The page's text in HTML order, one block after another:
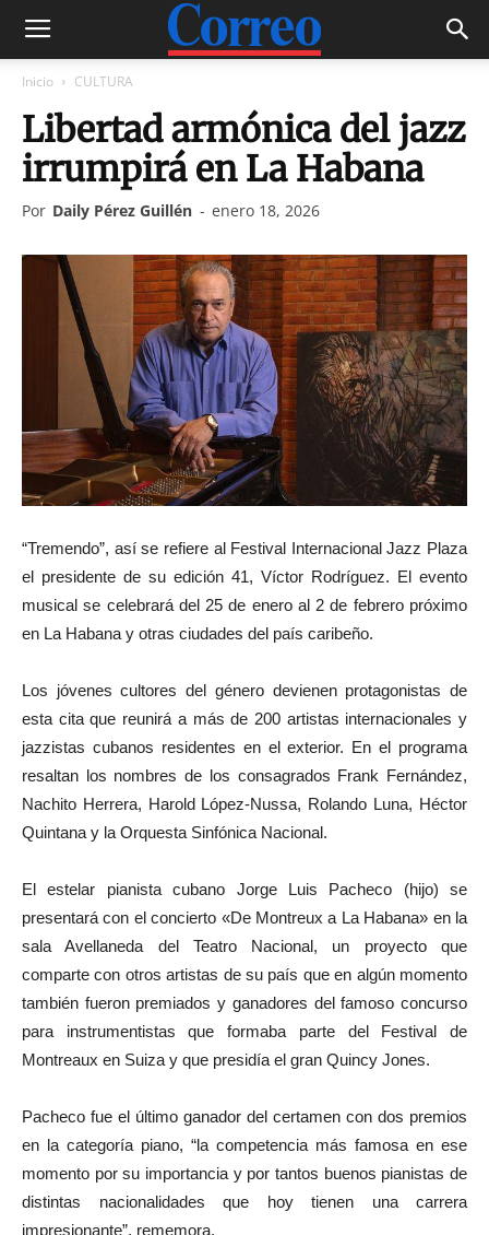
Inicio CULTURA
Libertad armónica del jazz
irrumpirá en La Habana
Por Daily Pérez Guillén - enero 18, 2026
“Tremendo”, así se refiere al Festival Internacional Jazz Plaza
el presidente de su edición 41, Víctor Rodríguez. El evento
musical se celebrará del 25 de enero al 2 de febrero próximo
en La Habana y otras ciudades del país caribeño.
Los jóvenes cultores del género devienen protagonistas de
esta cita que reunirá a más de 200 artistas internacionales y
jazzistas cubanos residentes en el exterior. En el programa
resaltan los nombres de los consagrados Frank Fernández,
Nachito Herrera, Harold López-Nussa, Rolando Luna, Héctor
Quintana y la Orquesta Sinfónica Nacional.
El estelar pianista cubano Jorge Luis Pacheco (hijo) se
presentará con el concierto «De Montreux a La Habana» en la
sala Avellaneda del Teatro Nacional, un proyecto que
comparte con otros artistas de su país que en algún momento
también fueron premiados y ganadores del famoso concurso
para instrumentistas que formaba parte del Festival de
Montreaux en Suiza y que presidía el gran Quincy Jones.
Pacheco fue el último ganador del certamen con dos premios
en la categoría piano, “la competencia más famosa en ese
momento por su importancia y por tantos buenos pianistas de
distintas nacionalidades que hoy tienen una carrera
impresionante”, rememora.